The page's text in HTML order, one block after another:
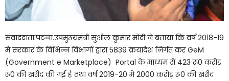
संवाददाता.पटना.उपमुख्यमंत्री सुशील कुमार मोदी ने बताया कि वर्ष 2018-19
में सरकार के विभिन्न विभागों द्वारा 5839 क्रयादेश निर्गत कर GeM
(Government e Marketplace) Portal के माध्यम से 423 रू0 करोड़
रू0 की खरीद की गई है तथा वर्ष 2019-20 में 2000 करोड़ रू0 की खरीद